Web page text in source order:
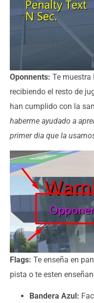
Oponnents: Te muestra
recibiendo el resto de
han cumplido con la
haberme ayudado a
primer dia que la
Flags: Te enseña en
pista o te esten
Bandera Azul: